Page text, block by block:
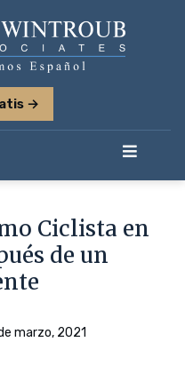
→
Ciclista en
de un
marzo, 2021